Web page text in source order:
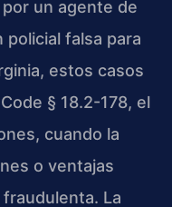
un agente de
falsa para
estos casos
§ 18.2-178, el
cuando la
o ventajas
La